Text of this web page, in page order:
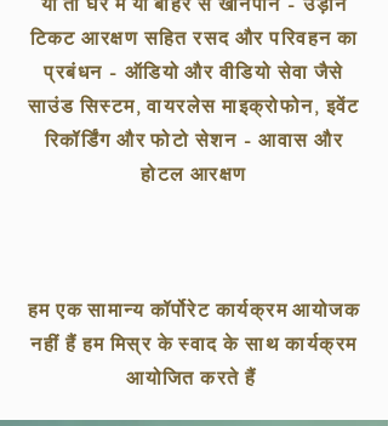
टिकट आरक्षण सहित रसद और परिवहन का
प्रबंधन - ऑडियो और वीडियो सेवा जैसे
साउंड सिस्टम, वायरलेस माइक्रोफोन, इवेंट
रिकॉर्डिंग और फोटो सेशन - आवास और
होटल आरक्षण
हम एक सामान्य कॉर्पोरेट कार्यक्रम आयोजक
नहीं हैं हम मिस्र के स्वाद के साथ कार्यक्रम
आयोजित करते हैं